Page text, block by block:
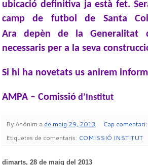
ubicació definitiva ja està fet.
camp de futbol de Santa
Ara
depèn
de la Generalitat
necessaris per a la seva
Si hi ha novetats us anirem
AMPA – Comissió d’Institut
By Anònim a de maig 29, 2013
Cap comentari:
Etiquetes de comentaris: COMISSIÓ INSTITUT
dimarts, 28 de maig del 2013